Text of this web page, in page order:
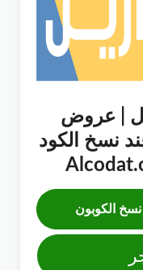
| عروض
حتي 30% عند نسخ الكود
نسخ الكوبون